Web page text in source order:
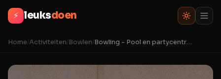
⚡ leuksdoen
Home/Activiteiten/Bowlen/ Bowling - Pool en partycentrum Gouda